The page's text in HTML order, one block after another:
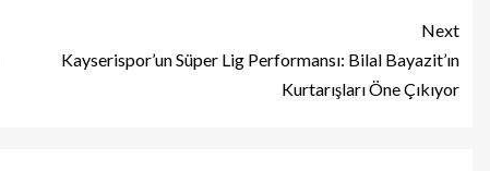
Next
Kayserispor’un Süper Lig Performansı: Bilal Bayazit’ın
Kurtarışları Öne Çıkıyor